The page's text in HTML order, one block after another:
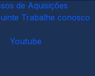
de Aquisições
Trabalhe conosco
Youtube